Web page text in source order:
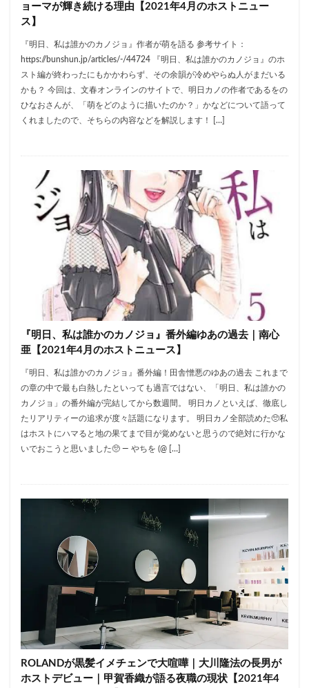
ョーマが輝き続ける理由【2021年4月のホストニュー
ス】
『明日、私は誰かのカノジョ』作者が萌を語る 参考サイト：
https://bunshun.jp/articles/-/44724 『明日、私は誰かのカノジョ』のホ
スト編が終わったにもかかわらず、その余韻が冷めやらぬ人がまだいる
かも？ 今回は、文春オンラインのサイトで、明日カノの作者であるをの
ひなおさんが、「萌をどのように描いたのか？」かなどについて語って
くれましたので、そちらの内容などを解説します！ […]
『明日、私は誰かのカノジョ』番外編ゆあの過去｜南心
亜【2021年4月のホストニュース】
『明日、私は誰かのカノジョ』番外編！田舎憎悪のゆあの過去 これまで
の章の中で最も白熱したといっても過言ではない、「明日、私は誰かの
カノジョ」の番外編が完結してから数週間。 明日カノといえば、徹底し
たリアリティーの追求が度々話題になります。 明日カノ全部読めた🥺私
はホストにハマると地の果てまで目が覚めないと思うので絶対に行かな
いでおこうと思いました🥺 — やちを (@ […]
ROLANDが黒髪イメチェンで大喧嘩｜大川隆法の長男が
ホストデビュー｜甲賀香織が語る夜職の現状【2021年4